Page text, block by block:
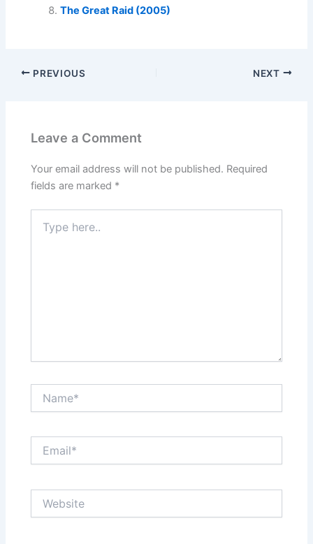
The Great Raid (2005)
PREVIOUS NEXT
Leave a Comment
Your email address will not be published. Required
fields are marked *
here..